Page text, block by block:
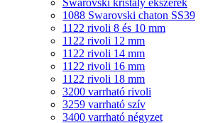
Swarovski kristály ékszerek
1088 Swarovski chaton SS39
1122 rivoli 8 és 10 mm
1122 rivoli 12 mm
1122 rivoli 14 mm
1122 rivoli 16 mm
1122 rivoli 18 mm
3200 varrható rivoli
3259 varrható szív
3400 varrható négyzet